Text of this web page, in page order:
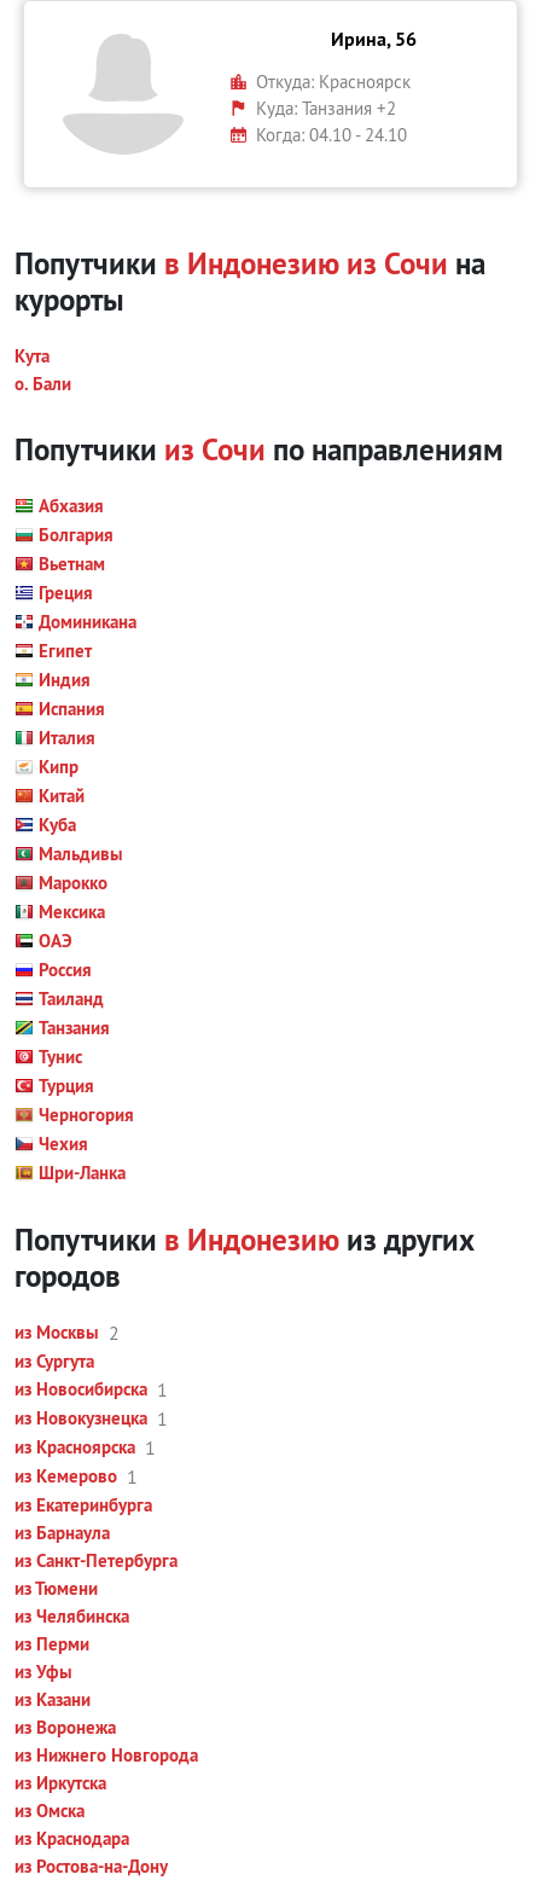
Ирина, 56
Откуда: Красноярск
Куда:Танзания +2
Когда: 04.10 - 24.10
Попутчики в Индонезию из Сочи на
курорты
Кута
о. Бали
Попутчики из Сочи по направлениям
Абхазия
Болгария
Вьетнам
Греция
Доминикана
Египет
Индия
Испания
Италия
Кипр
Китай
Куба
Мальдивы
Марокко
Мексика
ОАЭ
Россия
Таиланд
Танзания
Тунис
Турция
Черногория
Чехия
Шри-Ланка
Попутчики в Индонезию из других
городов
из Москвы 2
из Сургута
из Новосибирска 1
из Новокузнецка 1
из Красноярска 1
из Кемерово 1
из Екатеринбурга
из Барнаула
из Санкт-Петербурга
из Тюмени
из Челябинска
из Перми
из Уфы
из Казани
из Воронежа
из Нижнего Новгорода
из Иркутска
из Омска
из Краснодара
из Ростова-на-Дону